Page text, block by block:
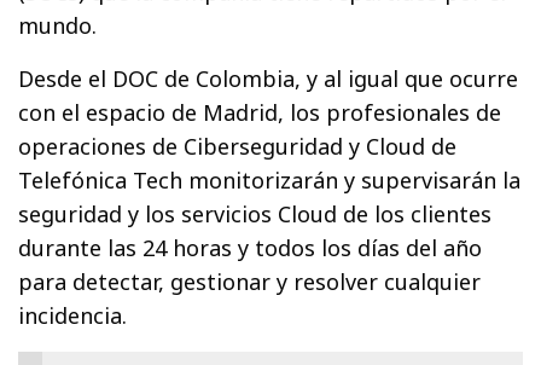
mundo.
Desde el DOC de Colombia, y al igual que ocurre
con el espacio de Madrid, los profesionales de
operaciones de Ciberseguridad y Cloud de
Telefónica Tech monitorizarán y supervisarán la
seguridad y los servicios Cloud de los clientes
durante las 24 horas y todos los días del año
para detectar, gestionar y resolver cualquier
incidencia.